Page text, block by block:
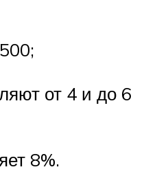
от 4 и до 6
8%.